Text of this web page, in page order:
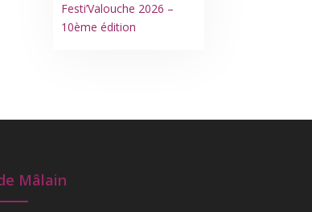
Festi’Valouche 2026 –
10ème édition
Mâlain